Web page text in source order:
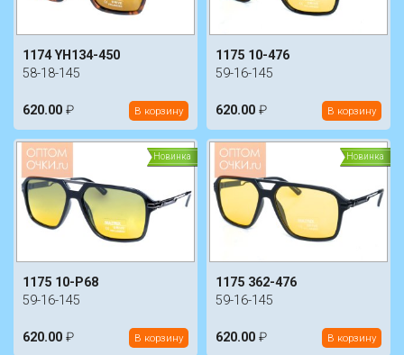
1174 YH134-450
58-18-145
620.00 ₽ В корзину
1175 10-476
59-16-145
620.00 ₽ В корзину
Новинка
1175 10-P68
59-16-145
620.00 ₽ В корзину
Новинка
1175 362-476
59-16-145
620.00 ₽ В корзину